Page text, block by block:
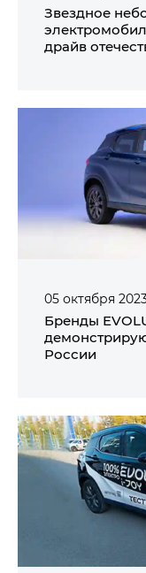
Звездное
драйв
05 октября
Бренды
России